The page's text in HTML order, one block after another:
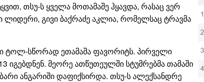
თსუ-ს ყველა მოთამაშე ჰყავდა, რასაც ვერ
გივი ბაქრაძე აკლია, რომელსაც ტრავმა
ტოლ-სწორად ეთამაშა ფავორიტს. პირველი
მეორე ათწუთეულში სტუმრებმა თამაში
ანგარიში დაფიქსირდა. თსუ-ს ალექსანდრე